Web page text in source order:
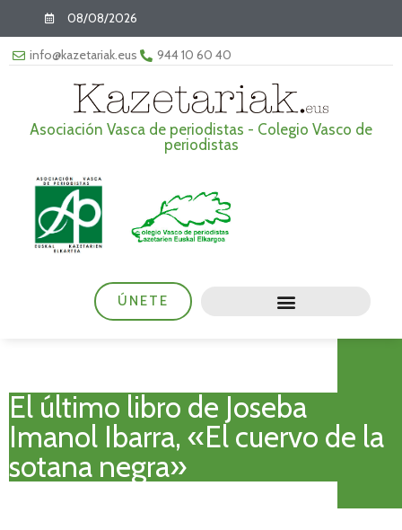
08/08/2026
info@kazetariak.eus 944 10 60 40
Asociación Vasca de periodistas - Colegio Vasco de
periodistas
ÚNETE
El último libro de Joseba
Imanol Ibarra, «El cuervo de la
sotana negra»